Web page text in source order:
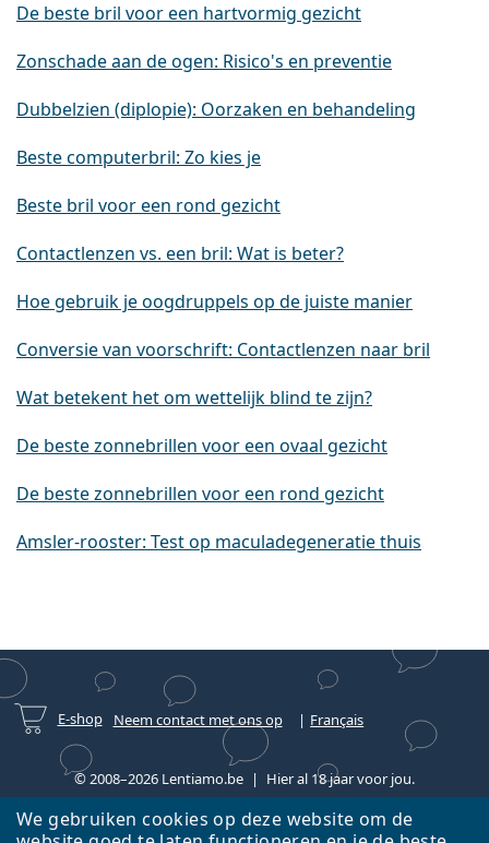
We gebruiken cookies op deze website om de
De beste bril voor een hartvormig gezicht
Zonschade aan de ogen: Risico's en preventie
Dubbelzien (diplopie): Oorzaken en behandeling
Beste computerbril: Zo kies je
Beste bril voor een rond gezicht
Contactlenzen vs. een bril: Wat is beter?
Hoe gebruik je oogdruppels op de juiste manier
Conversie van voorschrift: Contactlenzen naar bril
Wat betekent het om wettelijk blind te zijn?
De beste zonnebrillen voor een ovaal gezicht
De beste zonnebrillen voor een rond gezicht
Amsler-rooster: Test op maculadegeneratie thuis
E-shop Neem contact met ons op Français
© 2008–2026 Lentiamo.be Hier al 18 jaar voor jou.